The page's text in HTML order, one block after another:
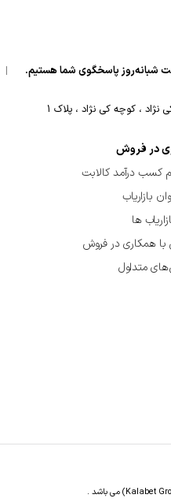
|
، کوچه کی نژاد ، پلاک ۱
در فروش
کسب درآمد کالابت
بازاریاب
ها
با همکاری در فروش
متداول